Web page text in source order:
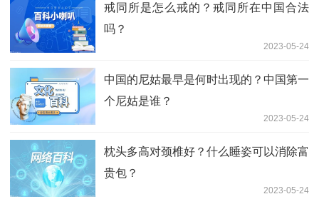
戒同所是怎么戒的？戒同所在中国合法
吗？
2023-05-24
中国的尼姑最早是何时出现的？中国第一
个尼姑是谁？
2023-05-24
枕头多高对颈椎好？什么睡姿可以消除富
贵包？
2023-05-24